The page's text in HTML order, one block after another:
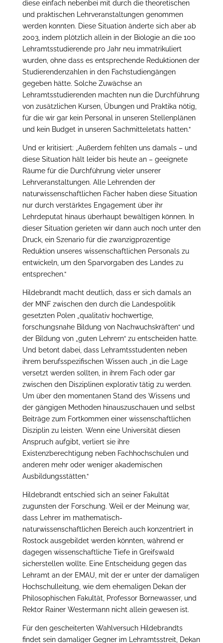
diese einfach nebenbei mit durch die theoretischen
und praktischen Lehrveranstaltungen genommen
werden konnten. Diese Situation änderte sich aber ab
2003, indem plötzlich allein in der Biologie an die 100
Lehramtsstudierende pro Jahr neu immatrikuliert
wurden, ohne dass es entsprechende Reduktionen der
Studierendenzahlen in den Fachstudiengängen
gegeben hätte. Solche Zuwächse an
Lehramtsstudierenden machten nun die Durchführung
von zusätzlichen Kursen, Übungen und Praktika nötig,
für die wir gar kein Personal in unseren Stellenplänen
und kein Budget in unseren Sachmitteletats hatten.“
Und er kritisiert: „Außerdem fehlten uns damals – und
diese Situation hält leider bis heute an – geeignete
Räume für die Durchführung vieler unserer
Lehrveranstaltungen. Alle Lehrenden der
naturwissenschaftlichen Fächer haben diese Situation
nur durch verstärktes Engagement über ihr
Lehrdeputat hinaus überhaupt bewältigen können. In
dieser Situation gerieten wir dann auch noch unter den
Druck, ein Szenario für die zwanzigprozentige
Reduktion unseres wissenschaftlichen Personals zu
entwickeln, um den Sparvorgaben des Landes zu
entsprechen.“
Hildebrandt macht deutlich, dass er sich damals an
der MNF zwischen den durch die Landespolitik
gesetzten Polen „qualitativ hochwertige,
forschungsnahe Bildung von Nachwuchskräften“ und
der Bildung von „guten Lehrern“ zu entscheiden hatte.
Und betont dabei, dass Lehramtsstudenten neben
ihrem berufsspezifischen Wissen auch „in die Lage
versetzt werden sollten, in ihrem Fach oder gar
zwischen den Disziplinen explorativ tätig zu werden.
Um über den momentanen Stand des Wissens und
der gängigen Methoden hinauszuschauen und selbst
Beiträge zum Fortkommen einer wissenschaftlichen
Disziplin zu leisten. Wenn eine Universität diesen
Anspruch aufgibt, verliert sie ihre
Existenzberechtigung neben Fachhochschulen und
anderen mehr oder weniger akademischen
Ausbildungsstätten.“
Hildebrandt entschied sich an seiner Fakultät
zugunsten der Forschung. Weil er der Meinung war,
dass Lehrer im mathematisch-
naturwissenschaftlichen Bereich auch konzentriert in
Rostock ausgebildet werden könnten, während er
dagegen wissenschaftliche Tiefe in Greifswald
sicherstellen wollte. Eine Entscheidung gegen das
Lehramt an der EMAU, mit der er unter der damaligen
Hochschulleitung, wie dem ehemaligen Dekan der
Philosophischen Fakultät, Professor Bornewasser, und
Rektor Rainer Westermann nicht allein gewesen ist.
Für den gescheiterten Wahlversuch Hildebrandts
findet sein damaliger Gegner im Lehramtsstreit, Dekan